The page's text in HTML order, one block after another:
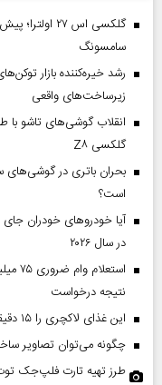
گلکسی اس ۲۷
سامسونگ
زیرساخت‌های واقعی
انقلاب گوشی‌های تاشو‌
گلکسی Z۸
است؟
آیا خودروهای خودران
در سال ۲۰۲۶
نتیجه درخواست
این غذای لاکچری را ۱۵ دقیقه‌ای آماده کنید
چگونه می‌توان تصاویر
طرز تهیه تارت فلپ‌جک